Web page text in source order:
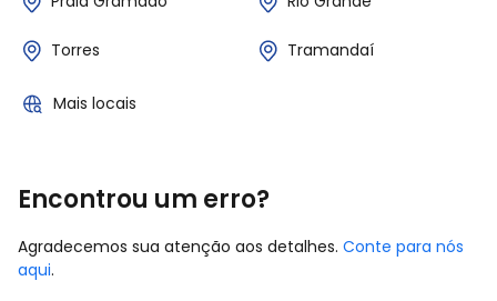
Torres Tramandaí
Mais locais
Encontrou um erro?
Agradecemos sua atenção aos detalhes. Conte para nós
aqui.